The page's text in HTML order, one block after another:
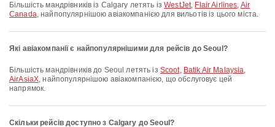
Більшість мандрівників із Calgary летять ізWestJet, Flair Airlines, Air
Canada, найпопулярнішою авіакомпанією для вильотів із цього міста.
Які авіакомпанії є найпопулярнішими для рейсів до Seoul?
Більшість мандрівників до Seoul летять із Scoot, Batik Air Malaysia,
AirAsiaX, найпопулярнішою авіакомпанією, що обслуговує цей
напрямок.
Скільки рейсів доступно з Calgary до Seoul?